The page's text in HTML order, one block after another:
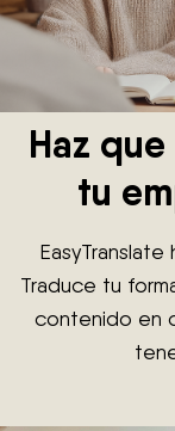
Haz
tu
Traduce tu
contenido en